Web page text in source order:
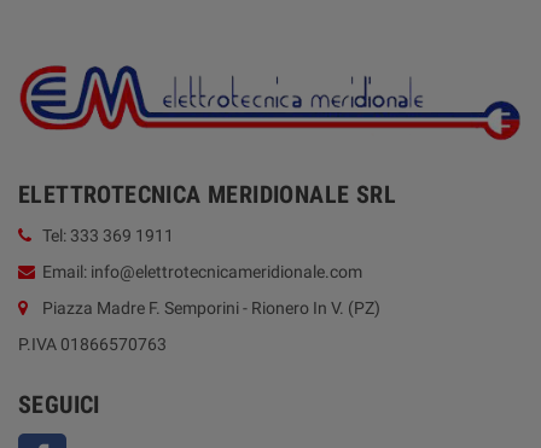
ELETTROTECNICA MERIDIONALE SRL
Tel: 333 369 1911
Email: info@elettrotecnicameridionale.com
Piazza Madre F. Semporini - Rionero In V. (PZ)
P.IVA 01866570763
SEGUICI